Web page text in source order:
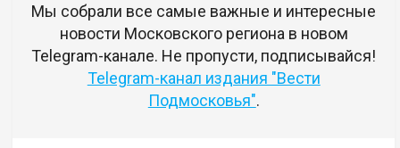
Мы собрали все самые важные и интересные
новости Московского региона в новом
Telegram-канале. Не пропусти, подписывайся!
Telegram-канал издания "Вести
Подмосковья".